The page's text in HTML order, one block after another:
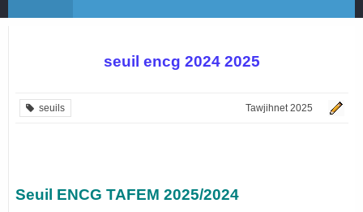
seuil encg 2024 2025
Tawjihnet 2025
seuils
Seuil ENCG TAFEM 2025/2024